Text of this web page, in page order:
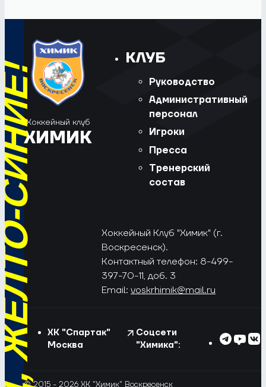
Хоккейный клуб
ХИМИК
КЛУБ
Руководство
Административный
персонал
Игроки
Пресса
Тренерский
состав
Хоккейный Клуб "Химик" (г.
Воскресенск).
Контактный телефон: 8-499-
397-70-11, доб. 3
Email: voskrhimik@mail.ru
ХК "Спартак"
Москва
Соцсети
"Химика":
© 2015 - 2026 ХК "Химик" Воскресенск